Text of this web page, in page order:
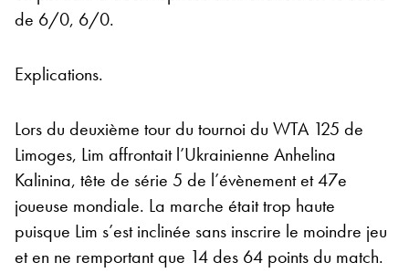
de 6/0, 6/0.
Explications.
Lors du deuxième tour du tournoi du WTA 125 de
Limoges, Lim affrontait l’Ukrainienne Anhelina
Kalinina, tête de série 5 de l’évènement et 47e
joueuse mondiale. La marche était trop haute
puisque Lim s’est inclinée sans inscrire le moindre jeu
et en ne remportant que 14 des 64 points du match.